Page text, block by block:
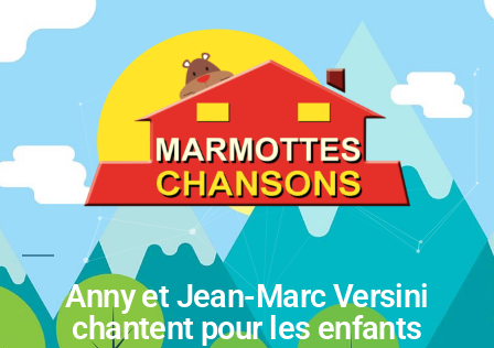
Anny et Jean-Marc Versini
chantent pour les enfants